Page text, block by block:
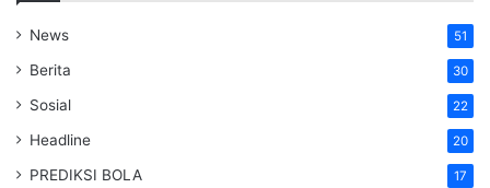
News 51
Berita 30
Sosial 22
Headline 20
PREDIKSI BOLA 17